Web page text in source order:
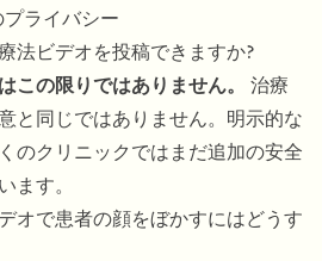
ライバシー
法ビデオを投稿できますか?
この限りではありません。
治療
と同じではありません。明示的な
のクリニックではまだ追加の安全
ます。
オで患者の顔をぼかすにはどうす